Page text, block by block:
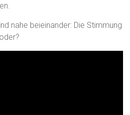
nahe beieinander: Die Stimmung